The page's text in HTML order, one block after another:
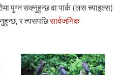
पुग्न सक्नुहुन्छ वा पार्क (लस च्याइल्स)
र त्यसपछिसार्वजनिक